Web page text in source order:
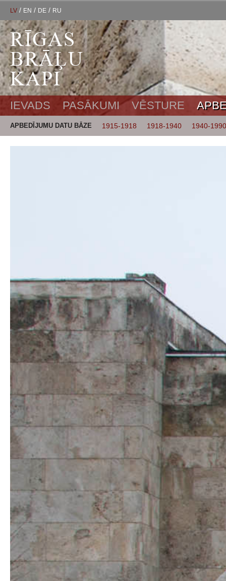
LV / EN / DE / RU
IEVADS PASĀKUMI VĒSTURE
APBEDĪJUMU DATU BĀZE 1915-1918 1918-1940 1940-1990